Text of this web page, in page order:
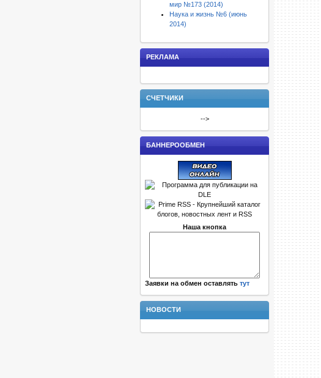
мир №173 (2014)
Наука и жизнь №6 (июнь
2014)
РЕКЛАМА
СЧЕТЧИКИ
-->
БАННЕРООБМЕН
Наша кнопка
Заявки на обмен оставлять тут
НОВОСТИ